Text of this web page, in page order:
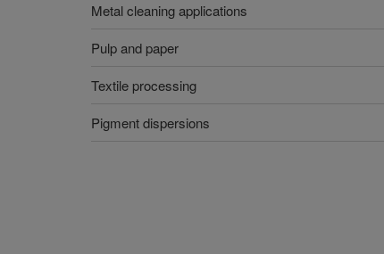
Metal cleaning applications
Pulp and paper
Textile processing
Pigment dispersions